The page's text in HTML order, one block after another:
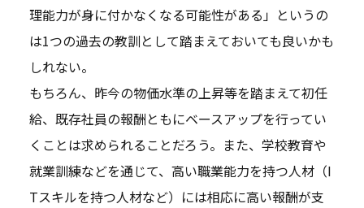
理能力が身に付かなくなる可能性がある」というの
は1つの過去の教訓として踏まえておいても良いかも
しれない。
もちろん、昨今の物価水準の上昇等を踏まえて初任
給、既存社員の報酬ともにベースアップを行ってい
くことは求められることだろう。また、学校教育や
就業訓練などを通じて、高い職業能力を持つ人材（I
Tスキルを持つ人材など）には相応に高い報酬が支